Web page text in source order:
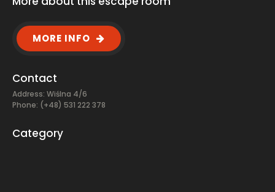
MORE INFO
Contact
Address: Wiślna 4/6
Phone: (+48) 531 222 378
Category